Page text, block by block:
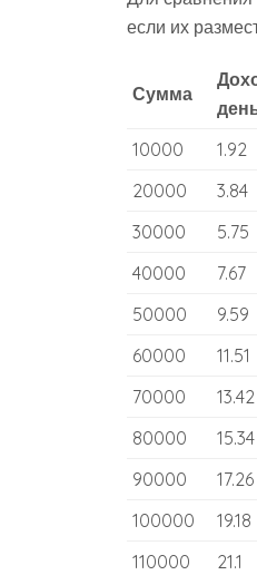
если их
Сумма
10000
1.92
20000
3.84
30000
5.75
40000
7.67
50000
9.59
60000
11.51
70000
13.42
80000
15.34
90000
17.26
100000
19.18
110000
21.1